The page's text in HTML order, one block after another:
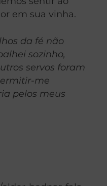
em sua vinha.
da fé não
sozinho,
servos foram
me
pelos meus